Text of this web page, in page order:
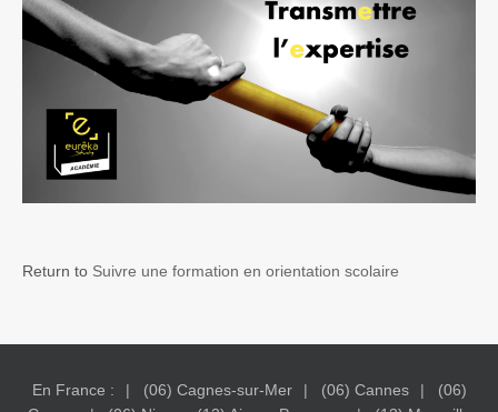
Return to Suivre une formation en orientation scolaire
En France : (06) Cagnes-sur-Mer (06) Cannes
(06)